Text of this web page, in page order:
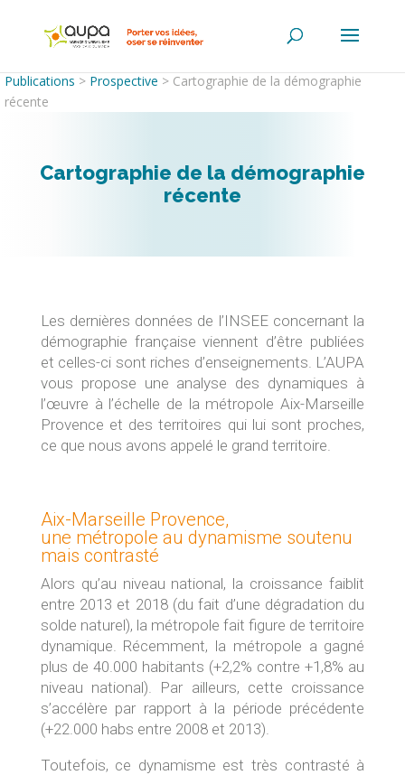
Publications > Prospective > Cartographie de la démographie
récente
Cartographie de la démographie
récente
Les dernières données de l’INSEE concernant la
démographie française viennent d’être publiées
et celles-ci sont riches d’enseignements. L’AUPA
vous propose une analyse des dynamiques à
l’œuvre à l’échelle de la métropole Aix-Marseille
Provence et des territoires qui lui sont proches,
ce que nous avons appelé le grand territoire.
Aix-Marseille Provence,
une métropole au dynamisme soutenu
mais contrasté
Alors qu’au niveau national, la croissance faiblit
entre 2013 et 2018 (du fait d’une dégradation du
solde naturel), la métropole fait figure de territoire
dynamique. Récemment, la métropole a gagné
plus de 40.000 habitants (+2,2% contre +1,8% au
niveau national). Par ailleurs, cette croissance
s’accélère par rapport à la période précédente
(+22.000 habs entre 2008 et 2013).
Toutefois, ce dynamisme est très contrasté à